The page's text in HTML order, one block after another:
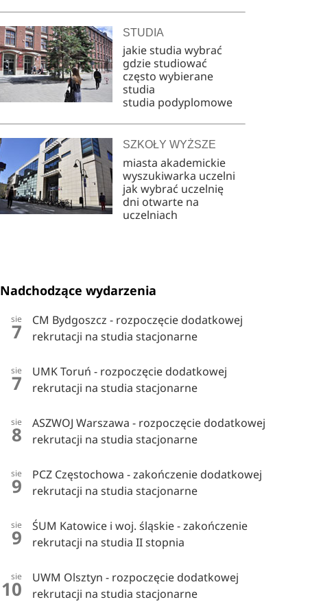
STUDIA
jakie studia wybrać
gdzie studiować
często wybierane
studia
studia podyplomowe
SZKOŁY WYŻSZE
miasta akademickie
wyszukiwarka uczelni
jak wybrać uczelnię
dni otwarte na
uczelniach
Nadchodzące wydarzenia
sie
7
CM Bydgoszcz - rozpoczęcie dodatkowej
rekrutacji na studia stacjonarne
sie
7
UMK Toruń - rozpoczęcie dodatkowej
rekrutacji na studia stacjonarne
sie
8
ASZWOJ Warszawa - rozpoczęcie dodatkowej
rekrutacji na studia stacjonarne
sie
9
PCZ Częstochowa - zakończenie dodatkowej
rekrutacji na studia stacjonarne
sie
9
ŚUM Katowice i woj. śląskie - zakończenie
rekrutacji na studia II stopnia
sie
10
UWM Olsztyn - rozpoczęcie dodatkowej
rekrutacji na studia stacjonarne